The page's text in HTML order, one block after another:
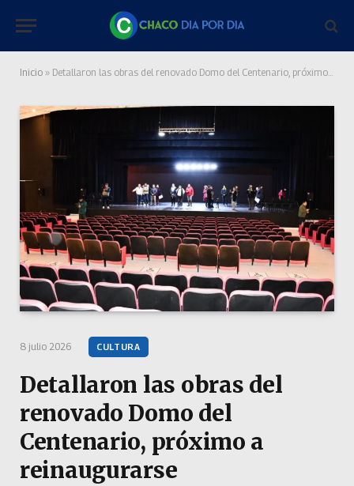
Inicio » Detallaron las obras del renovado Domo del Centenario, próximo a reinaugurarse
8 julio 2026 CULTURA
Detallaron las obras del
renovado Domo del
Centenario, próximo a
reinaugurarse